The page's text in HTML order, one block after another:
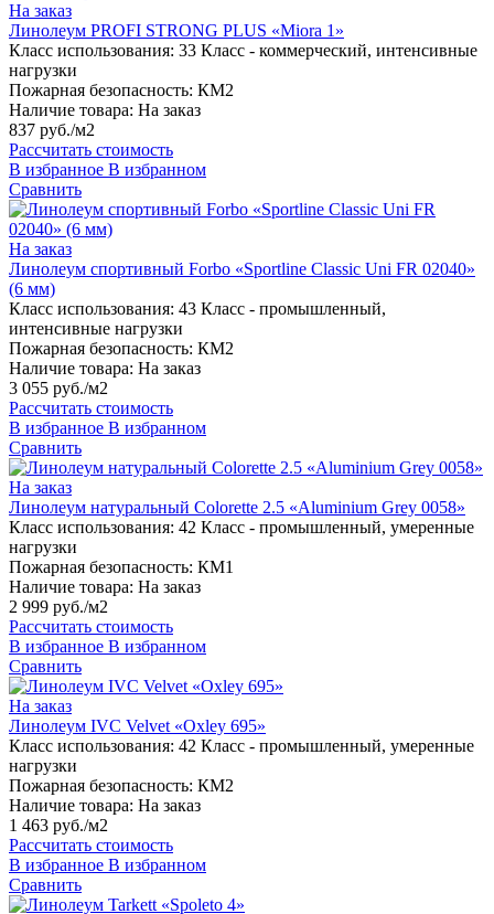
На заказ
Линолеум PROFI STRONG PLUS «Miora 1»
Класс использования: 33 Класс - коммерческий, интенсивные
нагрузки
Пожарная безопасность: КМ2
Наличие товара: На заказ
837 руб./м2
Рассчитать стоимость
В избранное В избранном
Сравнить
На заказ
Линолеум спортивный Forbo «Sportline Classic Uni FR 02040»
(6 мм)
Класс использования: 43 Класс - промышленный,
интенсивные нагрузки
Пожарная безопасность: КМ2
Наличие товара: На заказ
3 055 руб./м2
Рассчитать стоимость
В избранное В избранном
Сравнить
На заказ
Линолеум натуральный Colorette 2.5 «Aluminium Grey 0058»
Класс использования: 42 Класс - промышленный, умеренные
нагрузки
Пожарная безопасность: КМ1
Наличие товара: На заказ
2 999 руб./м2
Рассчитать стоимость
В избранное В избранном
Сравнить
На заказ
Линолеум IVC Velvet «Oxley 695»
Класс использования: 42 Класс - промышленный, умеренные
нагрузки
Пожарная безопасность: КМ2
Наличие товара: На заказ
1 463 руб./м2
Рассчитать стоимость
В избранное В избранном
Сравнить